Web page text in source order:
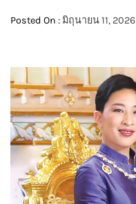
Posted On : มิถุนายน 11, 2026